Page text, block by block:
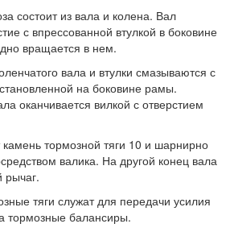
состоит из вала и колена. Вал
с впрессованной втулкой в боковине
вращается в нем.
вала и втулки смазываются с
на боковине рамы.
оканчивается вилкой с отверстием
камень тормозной тяги 10 и шарнирно
валика. На другой конец вала
рычаг.
тяги служат для передачи усилия
тормозные балансиры.